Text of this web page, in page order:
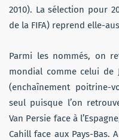
2010). La sélection pour
de la FIFA) reprend elle-
Parmi les nommés, on
mondial comme celui de
(enchaînement poitrine-
seul puisque l’on
Van Persie face à
Cahill face aux Pays-Bas.